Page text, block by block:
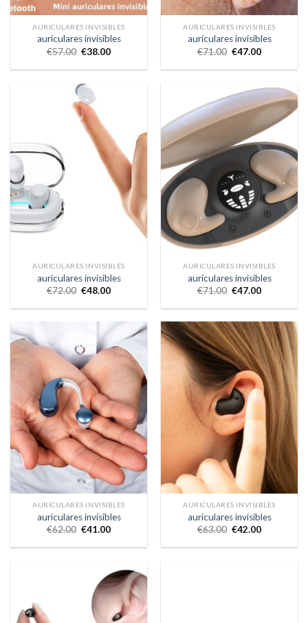
AURICULARES INVISIBLES
auriculares invisibles
€57.00 €38.00
AURICULARES INVISIBLES
auriculares invisibles
€71.00 €47.00
AURICULARES INVISIBLES
auriculares invisibles
€72.00 €48.00
AURICULARES INVISIBLES
auriculares invisibles
€71.00 €47.00
AURICULARES INVISIBLES
auriculares invisibles
€62.00 €41.00
AURICULARES INVISIBLES
auriculares invisibles
€63.00 €42.00